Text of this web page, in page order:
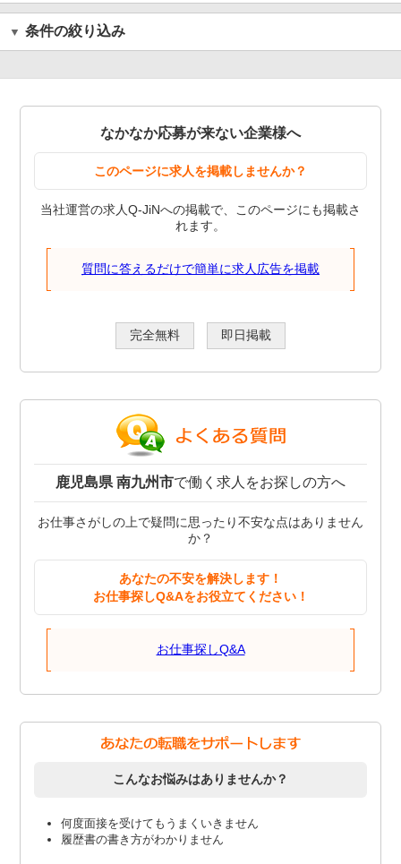
条件の絞り込み
なかなか応募が来ない企業様へ
このページに求人を掲載しませんか？
当社運営の求人Q-JiNへの掲載で、このページにも掲載さ
れます。
質問に答えるだけで簡単に求人広告を掲載
完全無料 即日掲載
鹿児島県 南九州市で働く求人をお探しの方へ
お仕事さがしの上で疑問に思ったり不安な点はありません
か？
あなたの不安を解決します！
お仕事探しQ&Aをお役立てください！
お仕事探しQ&A
こんなお悩みはありませんか？
何度面接を受けてもうまくいきません
履歴書の書き方がわかりません